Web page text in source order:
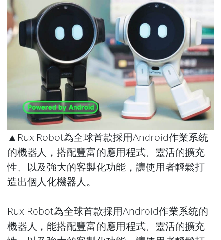
▲Rux Robot為全球首款採用Android作業系統
的機器人，搭配豐富的應用程式、靈活的擴充
性、以及強大的客製化功能，讓使用者輕鬆打
造出個人化機器人。
Rux Robot為全球首款採用Android作業系統的
機器人，能搭配豐富的應用程式、靈活的擴充